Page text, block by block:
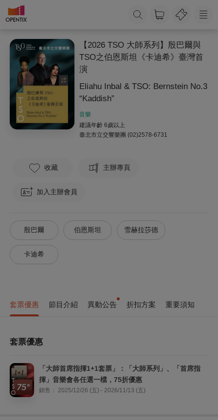
【2026 TSO 大師系列】殷巴爾與
TSO之伯恩斯坦《卡迪希》臺灣首
演
Eliahu Inbal & TSO: Bernstein No.3
“Kaddish”
音樂
建議年齡 6歲以上
臺北市立交響樂團 (02)2578-6731
收藏 主辦專頁
加入主辦會員
殷巴爾 伯恩斯坦 雪赫拉莎德
卡迪希
套票優惠 節目介紹 異動公告 折扣方案 重要須知
套票優惠
「大師首席指揮1+1套票」：「大師系列」、「首席指
揮」音樂會各任選一檔，75折優惠
銷售： 2025/12/26 (五) - 2026/11/13 (五)